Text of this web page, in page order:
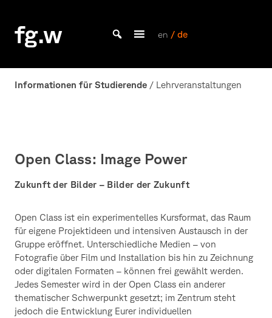
content
fg.w
Bachelor Kommunikationsdesign und Master Design & Information studieren
en / de
Informationen für Studierende / Lehrveranstaltungen
Open Class: Image Power
Zukunft der Bilder – Bilder der Zukunft
Open Class ist ein experimentelles Kursformat, das Raum
für eigene Projektideen und intensiven Austausch in der
Gruppe eröffnet. Unterschiedliche Medien – von
Fotografie über Film und Installation bis hin zu Zeichnung
oder digitalen Formaten – können frei gewählt werden.
Jedes Semester wird in der Open Class ein anderer
thematischer Schwerpunkt gesetzt; im Zentrum steht
jedoch die Entwicklung Eurer individuellen